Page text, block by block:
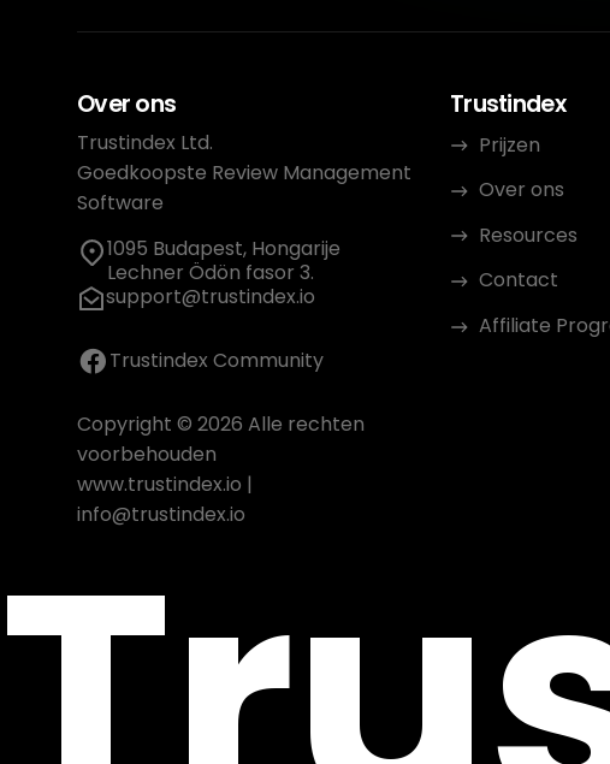
Over ons
Trustindex Ltd.
Goedkoopste Review Management
Software
1095 Budapest, Hongarije
Lechner Ödön fasor 3.
support@trustindex.io
Trustindex Community
Copyright © 2026 Alle rechten
voorbehouden
www.trustindex.io |
info@trustindex.io
Trustindex
Prijzen
Over ons
Resources
Contact
Affiliate